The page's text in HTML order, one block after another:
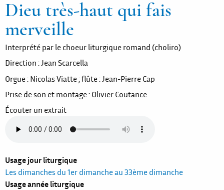
Dieu très-haut qui fais
merveille
Interprété par le choeur liturgique romand (choliro)
Direction : Jean Scarcella
Orgue : Nicolas Viatte ; flûte : Jean-Pierre Cap
Prise de son et montage : Olivier Coutance
Écouter un extrait
Usage jour liturgique
Les dimanches du 1er dimanche au 33ème dimanche
Usage année liturgique